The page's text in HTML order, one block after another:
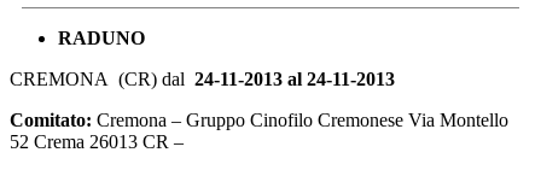
RADUNO
CREMONA (CR) dal 24-11-2013 al 24-11-2013
Comitato: Cremona – Gruppo Cinofilo Cremonese Via Montello
52 Crema 26013 CR –